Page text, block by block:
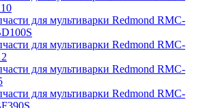
для мультиварки Redmond RMC-
для мультиварки Redmond RMC-
для мультиварки Redmond RMC-
для мультиварки Redmond RMC-